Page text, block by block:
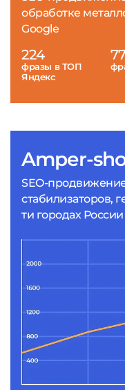
Amper-
SEO-
стабилизаторов,
ти городах России
обработке
Google
224
фразы в ТОП
Яндекс